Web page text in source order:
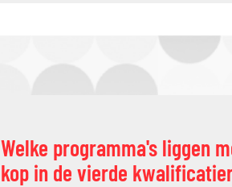
Welke programma's liggen
kop in de vierde